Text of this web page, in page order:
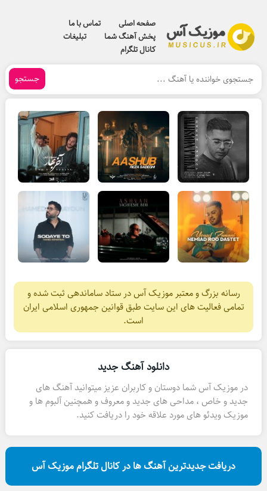
صفحه اصلی
تماس با ما
پخش آهنگ شما
تبلیغات
کانال تلگرام
جستجو
رسانه بزرگ و معتبر موزیک آس در ستاد ساماندهی ثبت شده و
تمامی فعالیت های این سایت طبق قوانین جمهوری اسلامی ایران
است.
دانلود آهنگ جدید
در موزیک آس شما دوستان و کاربران عزیز میتوانید آهنگ های
جدید و خاص ، مداحی های جدید و معروف و همچنین آلبوم ها و
موزیک ویدئو های مورد علاقه خود را دریافت کنید.
دریافت جدیدترین آهنگ ها در کانال تلگرام موزیک آس